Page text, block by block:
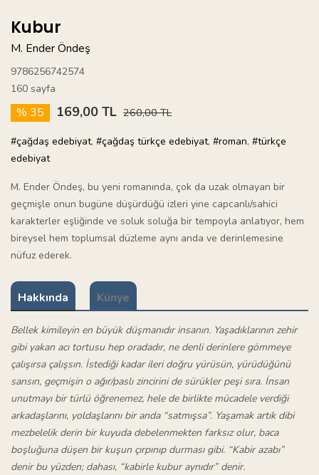
Kubur
M. Ender Öndeş
9786256742574
160 sayfa
% 35 169,00 TL 260,00 TL
#çağdaş edebiyat, #çağdaş türkçe edebiyat, #roman, #türkçe
edebiyat
M. Ender Öndeş, bu yeni romanında, çok da uzak olmayan bir
geçmişle onun bugüne düşürdüğü izleri yine capcanlı/sahici
karakterler eşliğinde ve soluk soluğa bir tempoyla anlatıyor, hem
bireysel hem toplumsal düzleme aynı anda ve derinlemesine
nüfuz ederek.
Hakkında Künye
Bellek kimileyin en büyük düşmanıdır insanın. Yaşadıklarının zehir
gibi yakan acı tortusu hep oradadır, ne denli derinlere gömmeye
çalışırsa çalışsın. İstediği kadar ileri doğru yürüsün, yürüdüğünü
sansın, geçmişin o ağır/paslı zincirini de sürükler peşi sıra. İnsan
unutmayı bir türlü öğrenemez, hele de birlikte mücadele verdiği
arkadaşlarını, yoldaşlarını bir anda “satmışsa”. Yaşamak artık dibi
mezbelelik derin bir kuyuda debelenmekten farksız olur, baca
boşluğuna düşen bir kuşun çırpınıp durması gibi. “Kabir azabı”
denir bu yüzden; dahası, “kabirle kubur aynıdır” denir.